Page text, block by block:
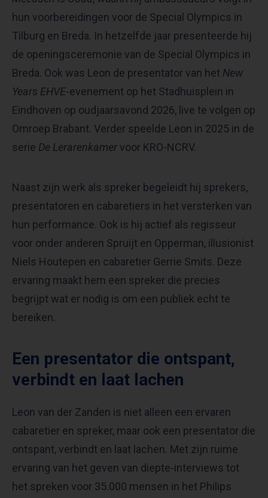
hun voorbereidingen voor de Special Olympics in
Tilburg en Breda. In hetzelfde jaar presenteerde hij
de openingsceremonie van de Special Olympics in
Breda. Ook was Leon de presentator van het New
Years EHVE-evenement op het Stadhuisplein in
Eindhoven op oudjaarsavond 2026, live te volgen op
Omroep Brabant. Verder speelde Leon in 2025 in de
serie De Lerarenkamer voor KRO-NCRV.
Naast zijn werk als spreker begeleidt hij sprekers,
presentatoren en cabaretiers in het versterken van
hun performance. Ook is hij actief als regisseur
voor onder anderen Spruijt en Opperman, illusionist
Niels Houtepen en cabaretier Gerrie Smits. Deze
ervaring maakt hem een spreker die precies
begrijpt wat er nodig is om een publiek echt te
bereiken.
Een presentator die ontspant,
verbindt en laat lachen
Leon van der Zanden is niet alleen een ervaren
cabaretier en spreker, maar ook een presentator die
ontspant, verbindt en laat lachen. Met zijn ruime
ervaring van het geven van diepte-interviews tot
het spreken voor 35.000 mensen in het Philips